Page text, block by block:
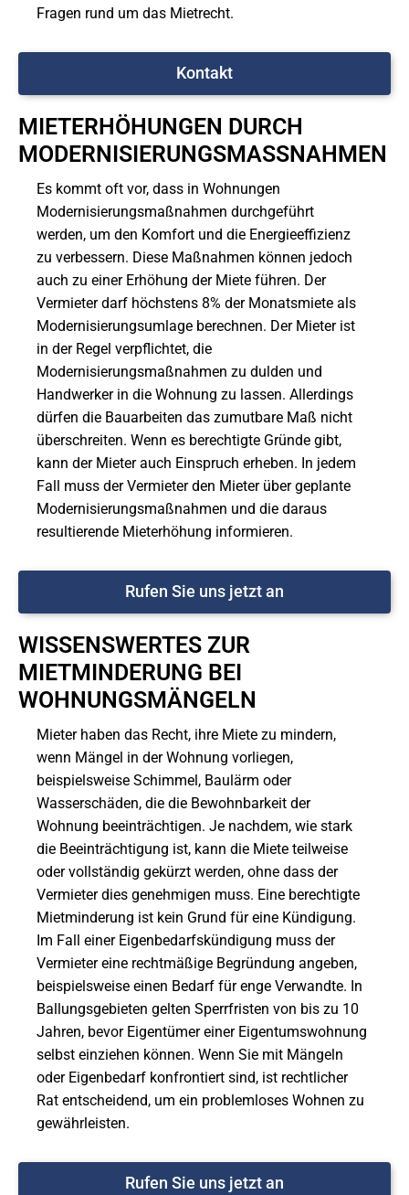
Fragen rund um das Mietrecht.
Kontakt
MIETERHÖHUNGEN DURCH
MODERNISIERUNGSMASSNAHMEN
Es kommt oft vor, dass in Wohnungen
Modernisierungsmaßnahmen durchgeführt
werden, um den Komfort und die Energieeffizienz
zu verbessern. Diese Maßnahmen können jedoch
auch zu einer Erhöhung der Miete führen. Der
Vermieter darf höchstens 8% der Monatsmiete als
Modernisierungsumlage berechnen. Der Mieter ist
in der Regel verpflichtet, die
Modernisierungsmaßnahmen zu dulden und
Handwerker in die Wohnung zu lassen. Allerdings
dürfen die Bauarbeiten das zumutbare Maß nicht
überschreiten. Wenn es berechtigte Gründe gibt,
kann der Mieter auch Einspruch erheben. In jedem
Fall muss der Vermieter den Mieter über geplante
Modernisierungsmaßnahmen und die daraus
resultierende Mieterhöhung informieren.
Rufen Sie uns jetzt an
WISSENSWERTES ZUR
MIETMINDERUNG BEI
WOHNUNGSMÄNGELN
Mieter haben das Recht, ihre Miete zu mindern,
wenn Mängel in der Wohnung vorliegen,
beispielsweise Schimmel, Baulärm oder
Wasserschäden, die die Bewohnbarkeit der
Wohnung beeinträchtigen. Je nachdem, wie stark
die Beeinträchtigung ist, kann die Miete teilweise
oder vollständig gekürzt werden, ohne dass der
Vermieter dies genehmigen muss. Eine berechtigte
Mietminderung ist kein Grund für eine Kündigung.
Im Fall einer Eigenbedarfskündigung muss der
Vermieter eine rechtmäßige Begründung angeben,
beispielsweise einen Bedarf für enge Verwandte. In
Ballungsgebieten gelten Sperrfristen von bis zu 10
Jahren, bevor Eigentümer einer Eigentumswohnung
selbst einziehen können. Wenn Sie mit Mängeln
oder Eigenbedarf konfrontiert sind, ist rechtlicher
Rat entscheidend, um ein problemloses Wohnen zu
gewährleisten.
Rufen Sie uns jetzt an